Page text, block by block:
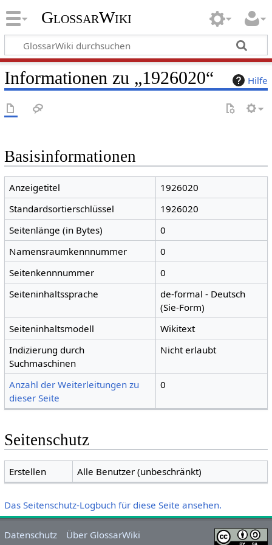
GlossarWiki
Hilfe
Informationen zu „1926020“
Basisinformationen
Anzeigetitel
1926020
Standardsortierschlüssel
1926020
Seitenlänge (in Bytes)
0
Namensraumkennnummer
0
Seitenkennnummer
0
Seiteninhaltssprache
de-formal - Deutsch
(Sie-Form)
Seiteninhaltsmodell
Wikitext
Indizierung durch
Suchmaschinen
Nicht erlaubt
Anzahl der Weiterleitungen zu
dieser Seite
0
Seitenschutz
Erstellen Alle Benutzer (unbeschränkt)
Das Seitenschutz-Logbuch für diese Seite ansehen.
Datenschutz
Über GlossarWiki